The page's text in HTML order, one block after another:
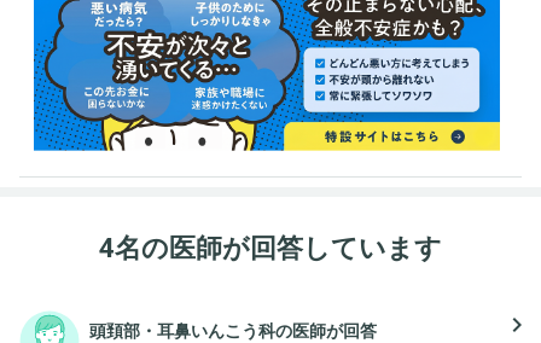
4名の医師が回答しています
頭頚部・耳鼻いんこう科の医師が回答 navigate_next